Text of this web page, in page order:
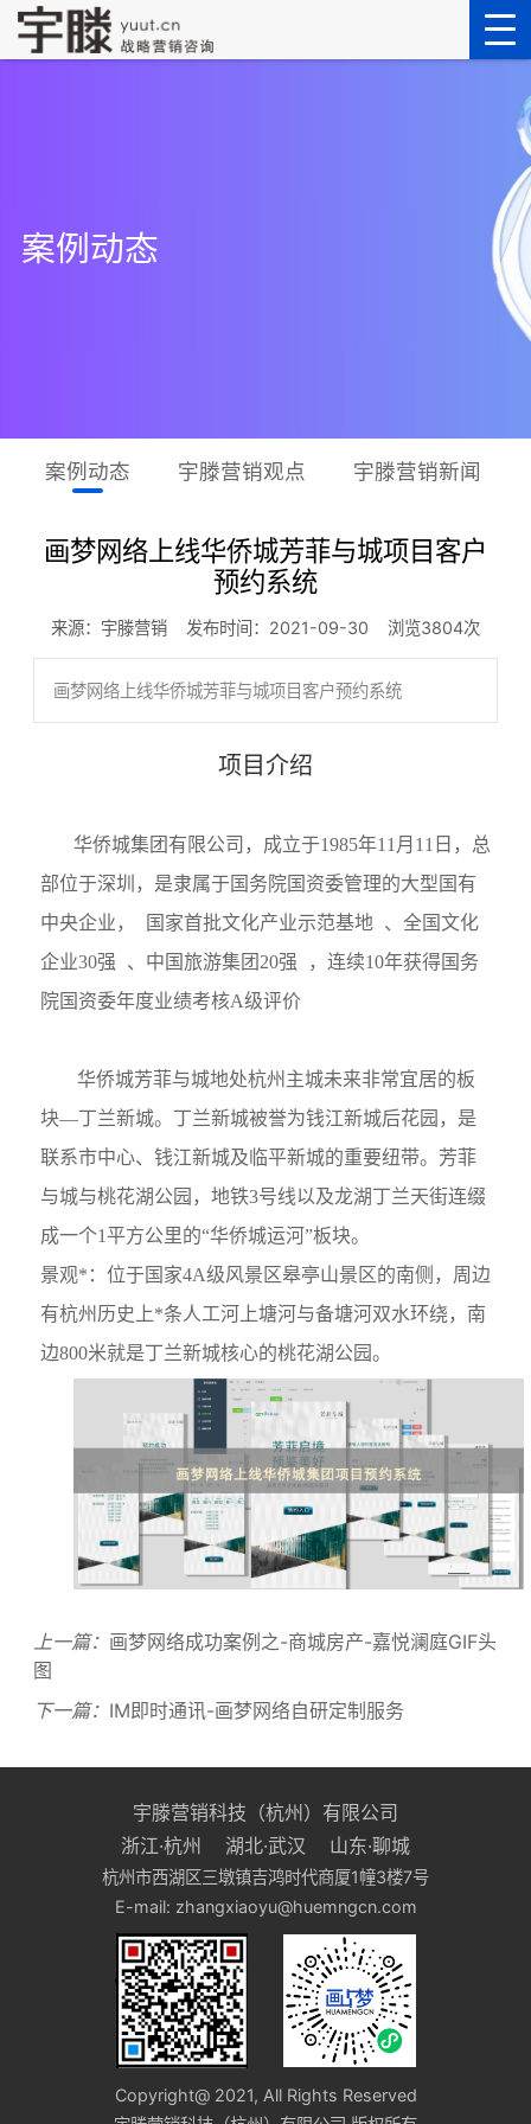
案例动态
案例动态 宇滕营销观点 宇滕营销新闻
画梦网络上线华侨城芳菲与城项目客户
预约系统
来源：宇滕营销 发布时间：2021-09-30 浏览3804次
画梦网络上线华侨城芳菲与城项目客户预约系统
项目介绍
华侨城集团有限公司，成立于1985年11月11日，总
部位于深圳，是隶属于国务院国资委管理的大型国有
中央企业，
国家首批文化产业示范基地 、全国文化
企业30强
、中国旅游集团20强
，连续10年获得国务
院国资委年度业绩考核A级评价
华侨城芳菲与城地处杭州主城未来非常宜居的板
块—丁兰新城。丁兰新城被誉为钱江新城后花园，是
联系市中心、钱江新城及临平新城的重要纽带。芳菲
与城与桃花湖公园，地铁3号线以及龙湖丁兰天街连缀
成一个1平方公里的“华侨城运河”板块。
景观*：位于国家4A级风景区皋亭山景区的南侧，周边
有杭州历史上*条人工河上塘河与备塘河双水环绕，南
边800米就是丁兰新城核心的桃花湖公园。
上一篇： 画梦网络成功案例之-商城房产-嘉悦澜庭GIF头
图
下一篇： IM即时通讯-画梦网络自研定制服务
宇滕营销科技（杭州）有限公司
浙江·杭州 湖北·武汉 山东·聊城
杭州市西湖区三墩镇吉鸿时代商厦1幢3楼7号
E-mail: zhangxiaoyu@huemngcn.com
Copyright@ 2021, All Rights Reserved